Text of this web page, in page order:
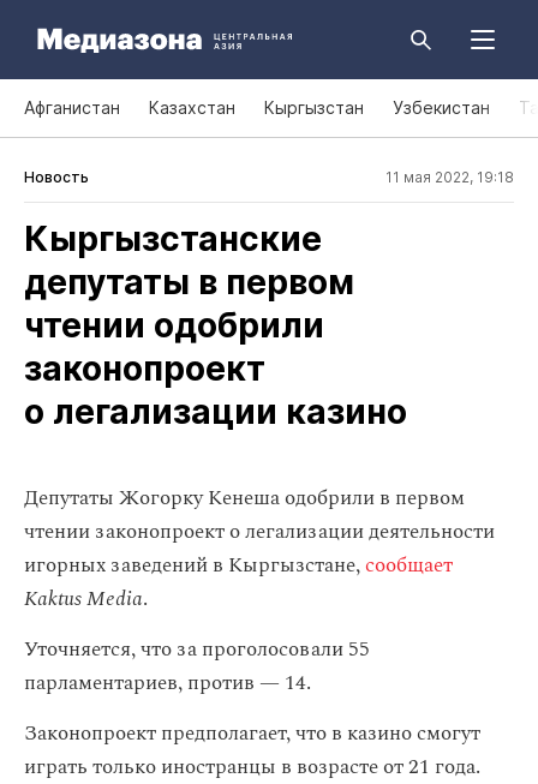
Афганистан Казахстан Кыргызстан Узбекистан
Новость 11 мая 2022, 19:18
Кыргызстанские
депутаты в первом
чтении одобрили
законопроект
о легализации казино
Депутаты Жогорку Кенеша одобрили в первом
чтении законопроект о легализации деятельности
игорных заведений в Кыргызстане,сообщает
Kaktus Media.
Уточняется, что за проголосовали 55
парламентариев, против — 14.
Законопроект предполагает, что в казино смогут
играть только иностранцы в возрасте от 21 года.